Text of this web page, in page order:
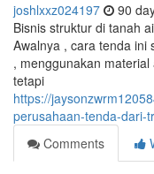
joshlxxz024197 90
Bisnis struktur di tanah
Awalnya , cara tenda ini
, menggunakan
tetapi
https://
perusahaan-tenda-dari-
Comments